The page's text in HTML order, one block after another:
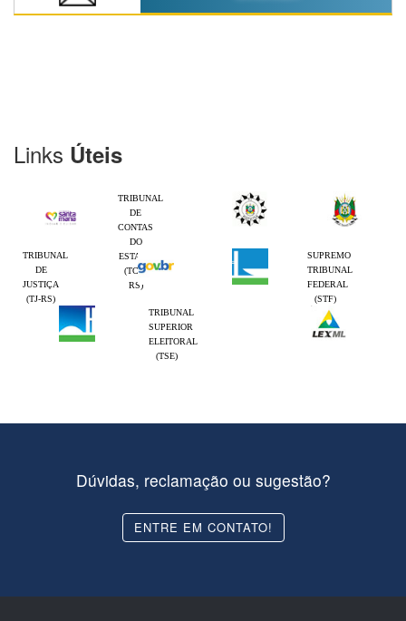
Links Úteis
TRIBUNAL
DE
CONTAS
DO
ESTADO
(TCE-
RS)
TRIBUNAL
DE
JUSTIÇA
(TJ-RS)
SUPREMO
TRIBUNAL
FEDERAL
(STF)
TRIBUNAL
SUPERIOR
ELEITORAL
(TSE)
Dúvidas, reclamação ou sugestão?
ENTRE EM CONTATO!